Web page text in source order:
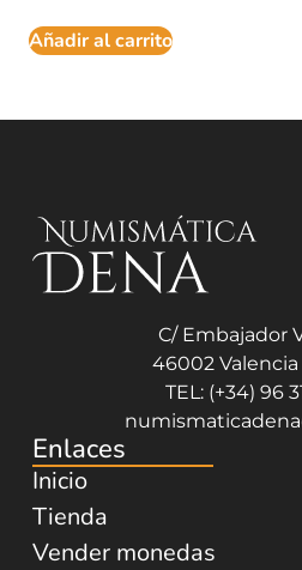
Añadir al carrito
C/ Embajador
46002 Valencia
TEL: (+34) 96
Enlaces
Inicio
Tienda
Vender monedas